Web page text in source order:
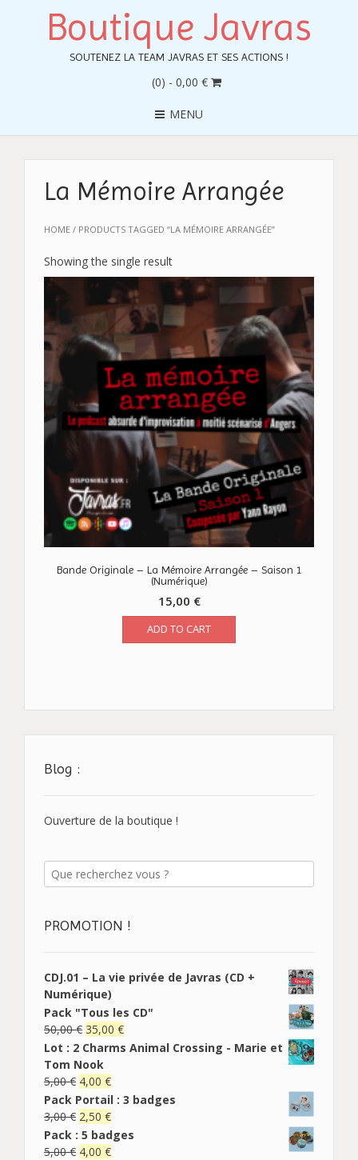
Boutique Javras
SOUTENEZ LA TEAM JAVRAS ET SES ACTIONS !
(0) - 0,00 €
MENU
HOME / PRODUCTS TAGGED “LA MÉMOIRE ARRANGÉE”
La Mémoire Arrangée
Showing the single result
Bande Originale – La Mémoire Arrangée – Saison 1
(Numérique)
15,00 €
ADD TO CART
Blog :
Ouverture de la boutique !
PROMOTION !
CDJ.01 – La vie privée de Javras (CD +
Numérique)
Pack "Tous les CD"
50,00€ 35,00 €
Lot : 2 Charms Animal Crossing - Marie et
Tom Nook
5,00€ 4,00 €
Pack Portail : 3 badges
3,00€ 2,50 €
Pack : 5 badges
5,00€ 4,00 €